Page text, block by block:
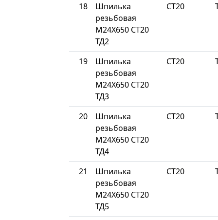
18
Шпилька
резьбовая
М24Х650 СТ20
ТД2
СТ20
19
Шпилька
резьбовая
М24Х650 СТ20
ТД3
СТ20
20
Шпилька
резьбовая
М24Х650 СТ20
ТД4
СТ20
21
Шпилька
резьбовая
М24Х650 СТ20
ТД5
СТ20